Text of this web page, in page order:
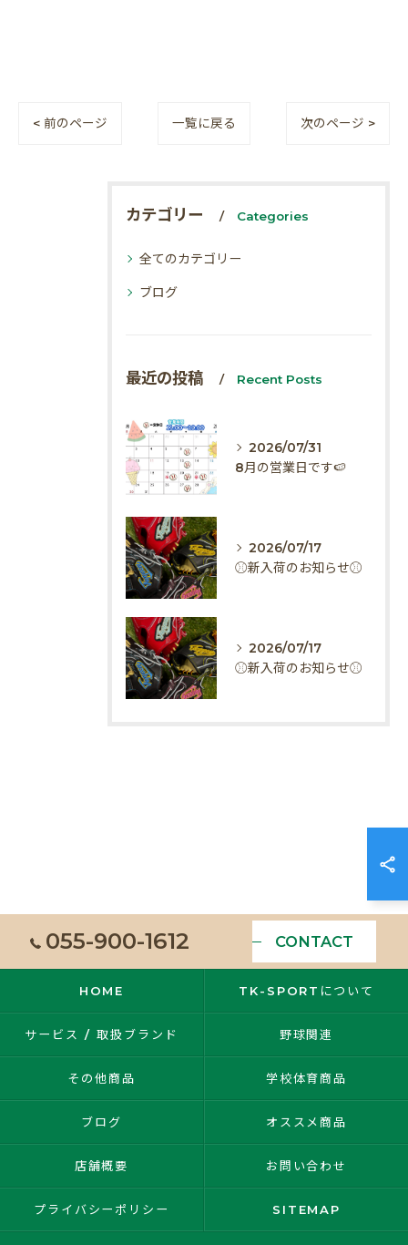
< 前のページ 一覧に戻る 次のページ >
カテゴリー Categories
全てのカテゴリー
ブログ
最近の投稿 Recent Posts
2026/07/31
8月の営業日です🍉
2026/07/17
⚾️新入荷のお知らせ⚾️
2026/07/17
⚾️新入荷のお知らせ⚾️
055-900-1612 CONTACT
HOME TK-SPORTについて
サービス / 取扱ブランド 野球関連
その他商品 学校体育商品
ブログ オススメ商品
店舗概要 お問い合わせ
プライバシーポリシー SITEMAP